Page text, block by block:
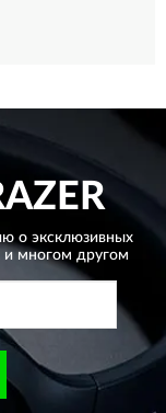
о эксклюзивных
и многом другом